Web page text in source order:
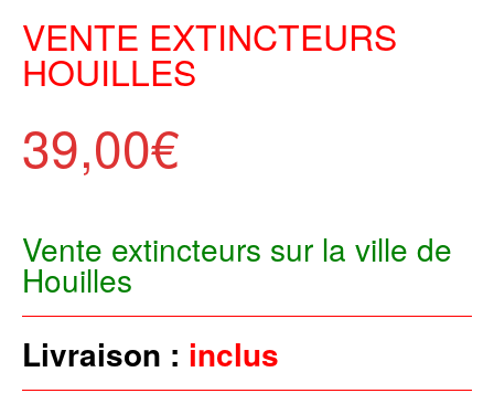
VENTE EXTINCTEURS
HOUILLES
39,00€
Vente extincteurs sur la ville de
Houilles
Livraison : inclus